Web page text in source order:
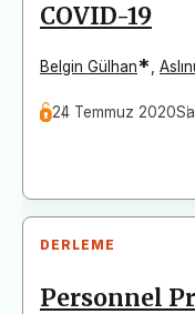
COVID-19
Belgin Gülhan*
24 Temmuz 2020
DERLEME
Personnel